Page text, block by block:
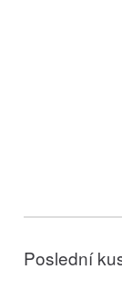
Poslední